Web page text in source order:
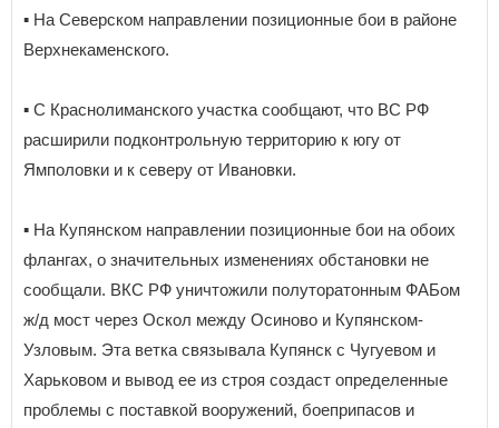
▪️ На Северском направлении позиционные бои в районе
Верхнекаменского.
▪️ С Краснолиманского участка сообщают, что ВС РФ
расширили подконтрольную территорию к югу от
Ямполовки и к северу от Ивановки.
▪️ На Купянском направлении позиционные бои на обоих
флангах, о значительных изменениях обстановки не
сообщали. ВКС РФ уничтожили полуторатонным ФАБом
ж/д мост через Оскол между Осиново и Купянском-
Узловым. Эта ветка связывала Купянск с Чугуевом и
Харьковом и вывод ее из строя создаст определенные
проблемы с поставкой вооружений, боеприпасов и